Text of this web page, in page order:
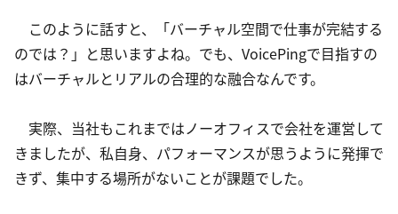
このように話すと、「バーチャル空間で仕事が完結する
のでは？」と思いますよね。でも、VoicePingで目指すの
はバーチャルとリアルの合理的な融合なんです。
実際、当社もこれまではノーオフィスで会社を運営して
きましたが、私自身、パフォーマンスが思うように発揮で
きず、集中する場所がないことが課題でした。